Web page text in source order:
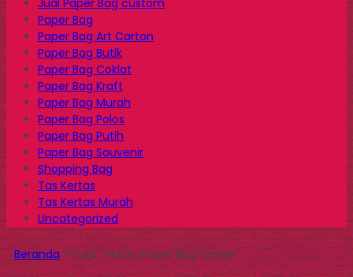
Jual Paper Bag custom
Paper Bag
Paper Bag Art Carton
Paper Bag Butik
Paper Bag Coklat
Paper Bag Kraft
Paper Bag Murah
Paper Bag Polos
Paper Bag Putih
Paper Bag Souvenir
Shopping Bag
Tas Kertas
Tas Kertas Murah
Uncategorized
Beranda»Tags "Pesan Paper Bag Online"